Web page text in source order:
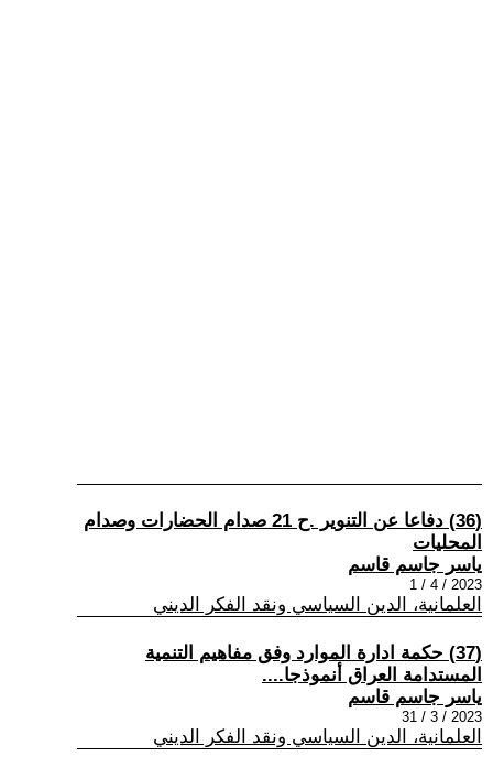
(36) دفاعا عن التنوير .ح 21 صدام الحضارات وصدام
المحليات
ياسر جاسم قاسم
2023 / 4 / 1
العلمانية، الدين السياسي ونقد الفكر الديني
(37) حكمة ادارة الموارد وفق مفاهيم التنمية
المستدامة العراق أنموذجا....
ياسر جاسم قاسم
2023 / 3 / 31
العلمانية، الدين السياسي ونقد الفكر الديني